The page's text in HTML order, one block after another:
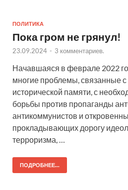
ПОЛИТИКА
Пока гром не грянул!
23.09.2024 - 3 комментариев.
Начавшаяся в феврале 2022
многие проблемы, связанные
исторической памяти, с
борьбы против пропаганды
антикоммунистов и
прокладывающих дорогу
терроризма, …
ПОДРОБНЕЕ...